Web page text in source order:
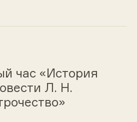
час «История
Л. Н.